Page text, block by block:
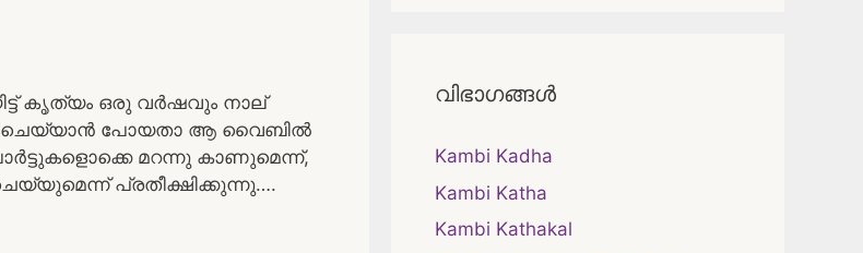
കൃത്യം ഒരു വർഷവും നാല്
ചെയ്യാൻ പോയതാ ആ വൈബിൽ
മറന്നു കാണുമെന്ന്,
പ്രതീക്ഷിക്കുന്നു….
വിഭാഗങ്ങൾ
Kambi Kadha
Kambi Katha
Kambi Kathakal